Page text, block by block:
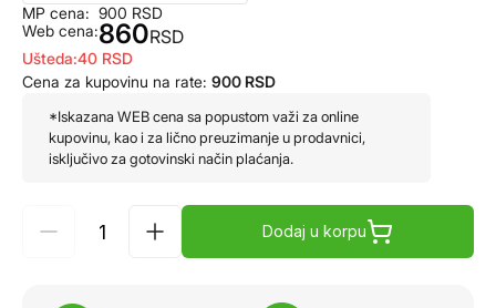
MP cena:
Web cena:
900 RSD
860RSD
Ušteda:40 RSD
Cena za kupovinu na rate: 900 RSD
*Iskazana WEB cena sa popustom važi za online
kupovinu, kao i za lično preuzimanje u prodavnici,
isključivo za gotovinski način plaćanja.
Dodaj u korpu